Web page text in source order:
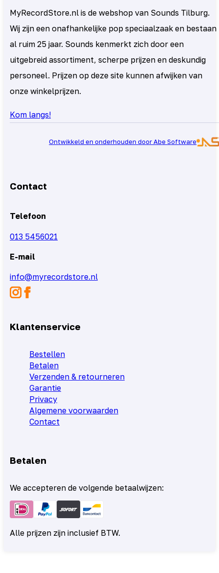
MyRecordStore.nl is de webshop van Sounds Tilburg.
Wij zijn een onafhankelijke pop speciaalzaak en bestaan
al ruim 25 jaar. Sounds kenmerkt zich door een
uitgebreid assortiment, scherpe prijzen en deskundig
personeel. Prijzen op deze site kunnen afwijken van
onze winkelprijzen.
Kom langs!
Ontwikkeld en onderhouden door Abe Software
Contact
Telefoon
013 5456021
E-mail
info@myrecordstore.nl
Klantenservice
Bestellen
Betalen
Verzenden & retourneren
Garantie
Privacy
Algemene voorwaarden
Contact
Betalen
We accepteren de volgende betaalwijzen:
Alle prijzen zijn inclusief BTW.